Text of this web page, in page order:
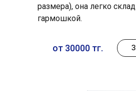
размера), она легко
гармошкой.
от 30000 тг.